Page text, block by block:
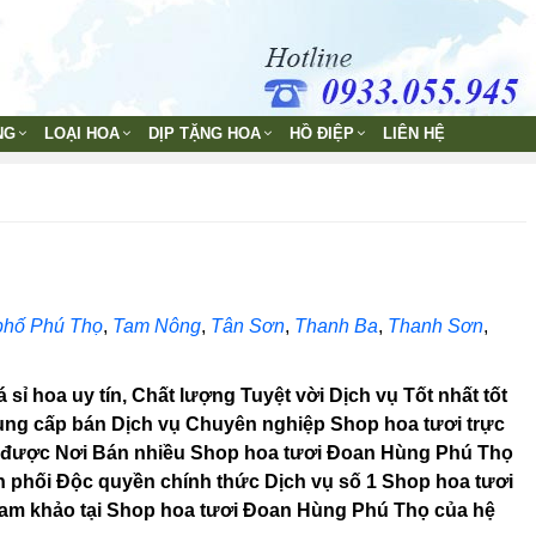
LOẠI HOA DỊP TẶNG HOA HỒ ĐIỆP LIÊN HỆ
Phú Thọ, Tam Nông, Tân Sơn, Thanh Ba, Thanh Sơn,
hoa uy tín, Chất lượng Tuyệt vời Dịch vụ Tốt nhất tốt
cấp bán Dịch vụ Chuyên nghiệp Shop hoa tươi trực
Nơi Bán nhiều Shop hoa tươi Đoan Hùng Phú Thọ
phối Độc quyền chính thức Dịch vụ số 1 Shop hoa tươi
khảo tại Shop hoa tươi Đoan Hùng Phú Thọ của hệ